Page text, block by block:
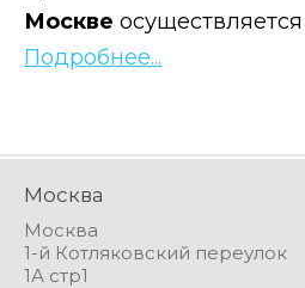
Москве осуществляется
Подробнее...
Москва
Москва
1-й Котляковский переулок
1А стр1